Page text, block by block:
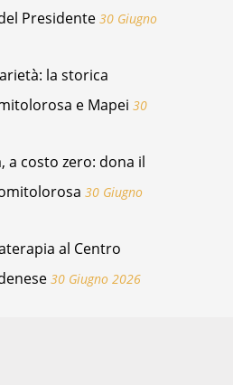
Presidente 30 Giugno
la storica
e Mapei 30
a costo zero: dona il
30 Giugno
al Centro
30 Giugno 2026